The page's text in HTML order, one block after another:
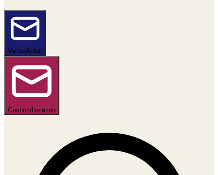
Vente/Achat
Gestion/Location